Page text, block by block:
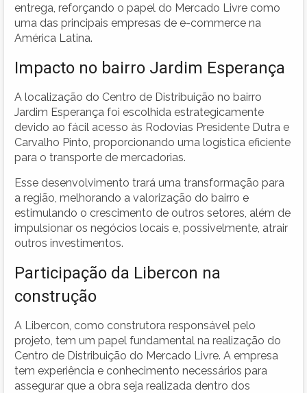
entrega, reforçando o papel do Mercado Livre como
uma das principais empresas de e-commerce na
América Latina.
Impacto no bairro Jardim Esperança
A localização do Centro de Distribuição no bairro
Jardim Esperança foi escolhida estrategicamente
devido ao fácil acesso às Rodovias Presidente Dutra e
Carvalho Pinto, proporcionando uma logística eficiente
para o transporte de mercadorias.
Esse desenvolvimento trará uma transformação para
a região, melhorando a valorização do bairro e
estimulando o crescimento de outros setores, além de
impulsionar os negócios locais e, possivelmente, atrair
outros investimentos.
Participação da Libercon na
construção
A Libercon, como construtora responsável pelo
projeto, tem um papel fundamental na realização do
Centro de Distribuição do Mercado Livre. A empresa
tem experiência e conhecimento necessários para
assegurar que a obra seja realizada dentro dos